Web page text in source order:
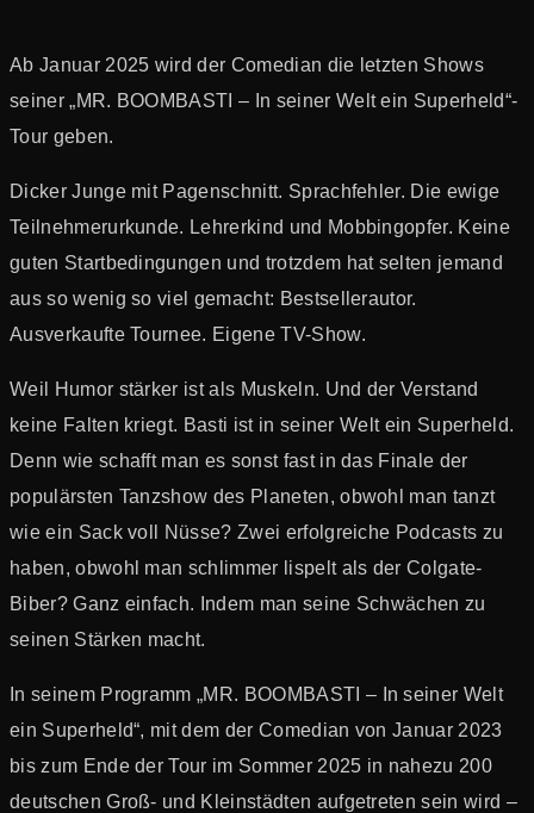
Ab Januar 2025 wird der Comedian die letzten Shows
seiner „MR. BOOMBASTI – In seiner Welt ein Superheld“-
Tour geben.
Dicker Junge mit Pagenschnitt. Sprachfehler. Die ewige
Teilnehmerurkunde. Lehrerkind und Mobbingopfer. Keine
guten Startbedingungen und trotzdem hat selten jemand
aus so wenig so viel gemacht: Bestsellerautor.
Ausverkaufte Tournee. Eigene TV-Show.
Weil Humor stärker ist als Muskeln. Und der Verstand
keine Falten kriegt. Basti ist in seiner Welt ein Superheld.
Denn wie schafft man es sonst fast in das Finale der
populärsten Tanzshow des Planeten, obwohl man tanzt
wie ein Sack voll Nüsse? Zwei erfolgreiche Podcasts zu
haben, obwohl man schlimmer lispelt als der Colgate-
Biber? Ganz einfach. Indem man seine Schwächen zu
seinen Stärken macht.
In seinem Programm „MR. BOOMBASTI – In seiner Welt
ein Superheld“, mit dem der Comedian von Januar 2023
bis zum Ende der Tour im Sommer 2025 in nahezu 200
deutschen Groß- und Kleinstädten aufgetreten sein wird –